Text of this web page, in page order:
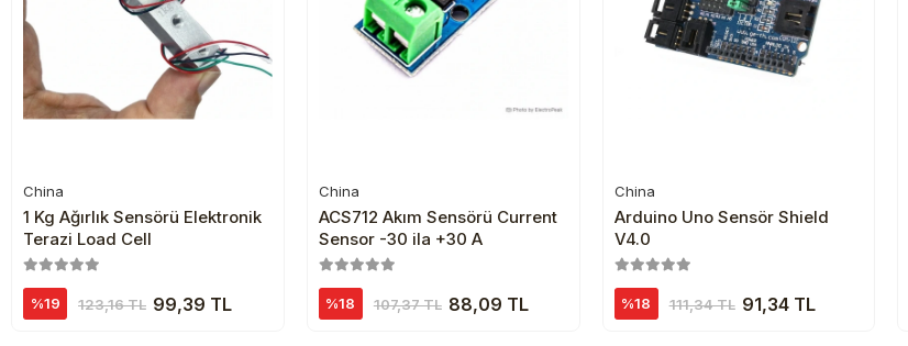
Sepete Ekle
China
1 Kg Ağırlık Sensörü Elektronik
Terazi Load Cell
%19 123,16 TL 99,39 TL
Sepete Ekle
China
ACS712 Akım Sensörü Current
Sensor -30 ila +30 A
%18 107,37 TL 88,09 TL
Sepete Ekle
China
Arduino Uno Sensör Shield
V4.0
%18 111,34 TL 91,34 TL